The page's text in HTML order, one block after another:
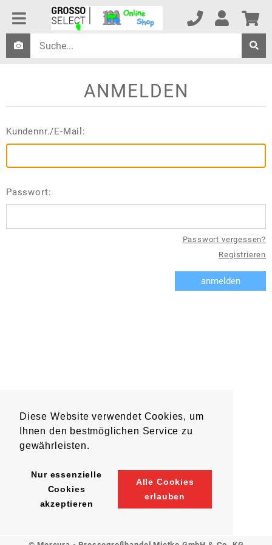
Diese Website verwendet Cookies, um
Ihnen den bestmöglichen Service zu
gewährleisten.
Nur essenzielle
Cookies
akzeptieren
Alle Cookies
erlauben
ANMELDEN
Kundennr./E-Mail:
Passwort:
Passwort vergessen?
Registrieren
anmelden